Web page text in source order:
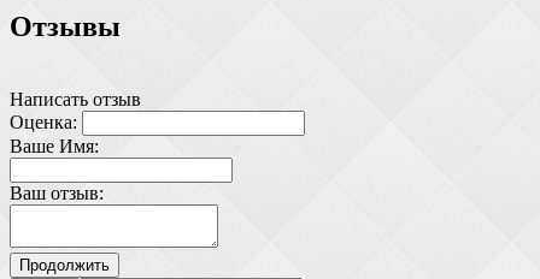
Отзывы
Написать отзыв
Оценка:
Ваше Имя:
Ваш отзыв:
Продолжить